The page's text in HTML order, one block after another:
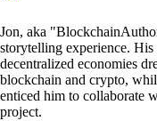
Jon, aka
storytelling experience.
decentralized economies
blockchain and crypto,
enticed him to collaborate
project.